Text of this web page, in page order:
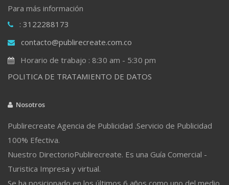
Para más información
: 3122288173
contacto@publirecreate.com.co
Horario de trabajo : 8:30 am - 5:30 pm
POLITICA DE TRATAMIENTO DE DATOS
Nosotros
Publirecreate Agencia de Publicidad .Servicio de Publicidad
100% Efectiva.
Nuestro DirectorioPublirecreate. Es una Guía Comercial -
Turistica Impresa y virtual.
Se ha posicionado en los últimos 6 años como uno del medio